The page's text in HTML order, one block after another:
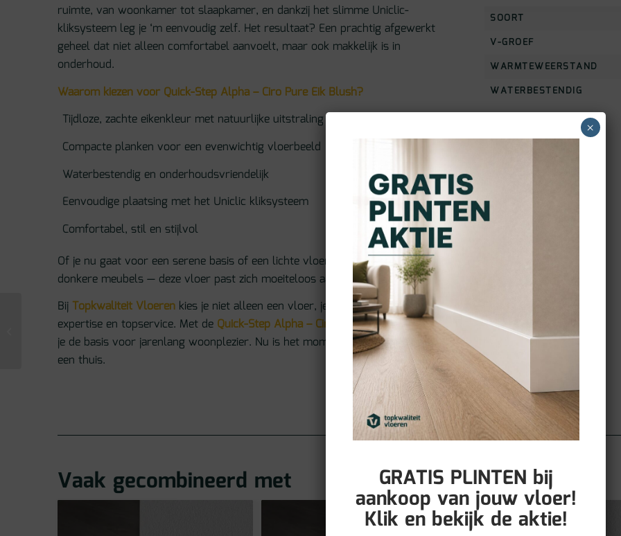
ruimte, van woonkamer tot slaapkamer, en dankzij het slimme Uniclic-
kliksysteem leg je ‘m eenvoudig zelf. Het resultaat? Een prachtig afgewerkt
geheel dat niet alleen comfortabel aanvoelt, maar ook makkelijk is in
onderhoud.
Waarom kiezen voor Quick-Step Alpha – Ciro Pure Eik Blush?
Tijdloze, zachte eikenkleur met natuurlijke uitstraling
Compacte planken voor een evenwichtig vloerbeeld
Waterbestendig en onderhoudsvriendelijk
Eenvoudige plaatsing met het Uniclic kliksysteem
Comfortabel, stil en stijlvol
Of je nu gaat voor een serene basis of een lichte vloer als tegenwicht voor
donkere meubels — deze vloer past zich moeiteloos aan jouw woonstijl aan.
Bij Topkwaliteit Vloeren kies je niet alleen een vloer, je kiest voor zekerheid,
expertise en topservice. Met de Quick-Step Alpha – Ciro Pure Eik Blushleg
je de basis voor jarenlang woonplezier. Nu is het moment. Maak van je huis
een thuis.
SOORT
V-GROEF
WARMTEWEERSTAND
WATERBESTENDIG
Vaak gecombineerd met
Quick-Step Alpha –
Ciro Botanisch Beige
AVHBU40362
GRATIS PLINTEN bij
aankoop van jouw vloer!
Klik en bekijk de aktie!
×